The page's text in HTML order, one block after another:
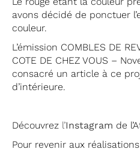
avons décidé de ponctuer
couleur.
L’émission COMBLES DE
COTE DE CHEZ VOUS –
consacré un article à ce
d’intérieure.
Découvrez l’Instagram de
Pour revenir aux réalisations